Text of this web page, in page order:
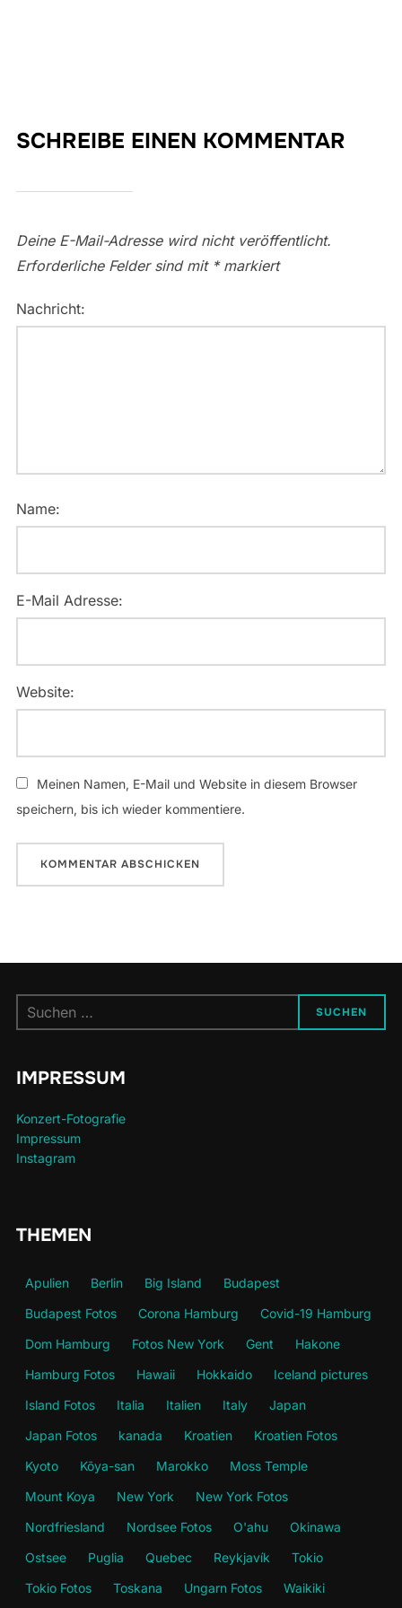
SCHREIBE EINEN KOMMENTAR
Deine E-Mail-Adresse wird nicht veröffentlicht.
Erforderliche Felder sind mit *markiert
Nachricht:
Name:
E-Mail Adresse:
Website:
Meinen Namen, E-Mail und Website in diesem Browser
speichern, bis ich wieder kommentiere.
Suchen
SUCHEN
IMPRESSUM
Konzert-Fotografie
Impressum
Instagram
THEMEN
Apulien Berlin Big Island
Budapest
Budapest Fotos
Corona Hamburg
Covid-19 Hamburg
Dom Hamburg
Fotos New York Gent
Hakone
Hamburg Fotos
Hawaii Hokkaido
Iceland pictures
Island Fotos
Italia Italien Italy
Japan
Japan Fotos
kanada Kroatien
Kroatien Fotos
Kyoto
Kōya-san Marokko
Moss Temple
Mount Koya
New York
New York Fotos
Nordfriesland
Nordsee Fotos O'ahu
Okinawa
Ostsee
Puglia Quebec Reykjavík
Tokio
Tokio Fotos
Toskana Ungarn Fotos Waikiki